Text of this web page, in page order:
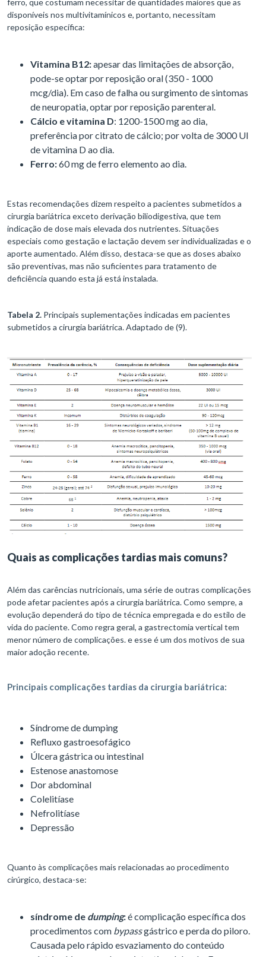
ferro, que costumam necessitar de quantidades maiores que as
disponíveis nos multivitamínicos e, portanto, necessitam
reposição específica:
Vitamina B12:apesar das limitações de absorção,
pode-se optar por reposição oral (350 - 1000
mcg/dia). Em caso de falha ou surgimento de sintomas
de neuropatia, optar por reposição parenteral.
Cálcio e vitamina D: 1200-1500 mg ao dia,
preferência por citrato de cálcio; por volta de 3000 UI
de vitamina D ao dia.
Ferro:60 mg de ferro elemento ao dia.
Estas recomendações dizem respeito a pacientes submetidos a
cirurgia bariátrica exceto derivação biliodigestiva, que tem
indicação de dose mais elevada dos nutrientes. Situações
especiais como gestação e lactação devem ser individualizadas e o
aporte aumentado. Além disso, destaca-se que as doses abaixo
são preventivas, mas não suficientes para tratamento de
deficiência quando esta já está instalada.
Tabela 2. Principais suplementações indicadas em pacientes
submetidos a cirurgia bariátrica. Adaptado de (9).
Quais as complicações tardias mais comuns?
Além das carências nutricionais, uma série de outras complicações
pode afetar pacientes após a cirurgia bariátrica. Como sempre, a
evolução dependerá do tipo de técnica empregada e do estilo de
vida do paciente. Como regra geral, a gastrectomia vertical tem
menor número de complicações. e esse é um dos motivos de sua
maior adoção recente.
Principais complicações tardias da cirurgia bariátrica:
Síndrome de dumping
Refluxo gastroesofágico
Úlcera gástrica ou intestinal
Estenose anastomose
Dor abdominal
Colelitíase
Nefrolitíase
Depressão
Quanto às complicações mais relacionadas ao procedimento
cirúrgico, destaca-se:
síndrome de dumping:é complicação específica dos
procedimentos com bypassgástrico e perda do piloro.
Causada pelo rápido esvaziamento do conteúdo